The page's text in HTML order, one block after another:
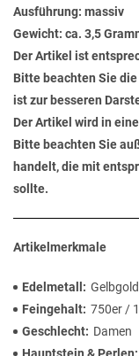
Ausführung: massiv
Gewicht: ca. 3,5
Der Artikel ist
Bitte beachten Sie
ist zur besseren
Der Artikel wird in
Bitte beachten Sie
handelt, die mit
sollte.
Artikelmerkmale
Edelmetall
Gelbgold
Feingehalt 750er /
Geschlecht
Damen